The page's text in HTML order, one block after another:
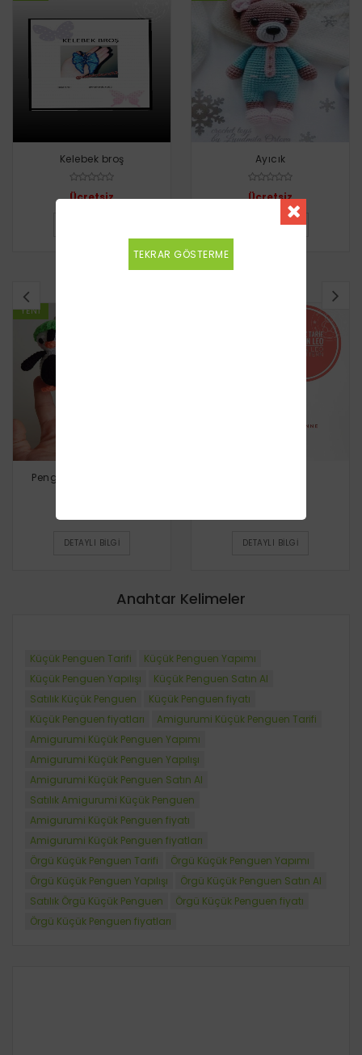
Kelebek broş
Ücretsiz
Ayıcık
Ücretsiz
DETAYLI BILGI
YENI
Penguen Parmak Kukla
DETAYLI BILGI DETAYLI BILGI
Anahtar Kelimeler
Küçük Penguen Tarifi
Küçük Penguen Yapımı
Küçük Penguen Yapılışı
Küçük Penguen Satın Al
Satılık Küçük Penguen
Küçük Penguen fiyatı
Küçük Penguen fiyatları
Amigurumi Küçük Penguen Tarifi
Amigurumi Küçük Penguen Yapımı
Amigurumi Küçük Penguen Yapılışı
Amigurumi Küçük Penguen Satın Al
Satılık Amigurumi Küçük Penguen
Amigurumi Küçük Penguen fiyatı
Amigurumi Küçük Penguen fiyatları
Örgü Küçük Penguen Tarifi
Örgü Küçük Penguen Yapımı
Örgü Küçük Penguen Yapılışı
Örgü Küçük Penguen Satın Al
Satılık Örgü Küçük Penguen
Örgü Küçük Penguen fiyatı
Örgü Küçük Penguen fiyatları
TEKRAR GÖSTERME